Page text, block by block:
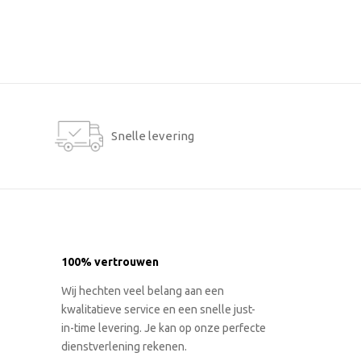
Snelle levering
100% vertrouwen
Wij hechten veel belang aan een
kwalitatieve service en een snelle just-
in-time levering. Je kan op onze perfecte
dienstverlening rekenen.